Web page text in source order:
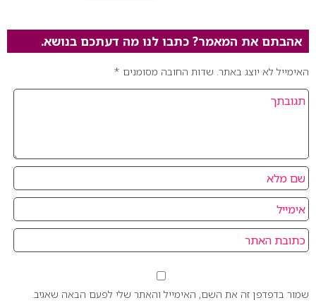
אהבתם את המאמר? כתבו לנו מה דעתכם בנושא.
האימייל לא יוצג באתר. שדות החובה מסומנים *
שמור בדפדפן זה את השם, האימייל והאתר שלי לפעם הבאה שאגיב.